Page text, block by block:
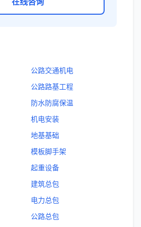
公路交通机电
公路路基工程
防水防腐保温
机电安装
地基基础
模板脚手架
起重设备
建筑总包
电力总包
公路总包